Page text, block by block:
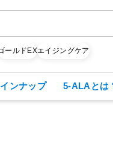
ールドEXエイジングケア
ンナップ 5-ALAとは